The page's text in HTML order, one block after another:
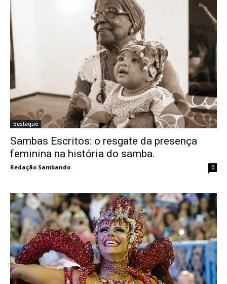
destaque
Sambas Escritos: o resgate da presença
feminina na história do samba.
Redação Sambando - 0